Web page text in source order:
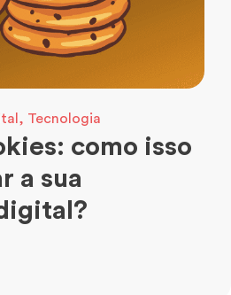
, Tecnologia
como isso
a sua